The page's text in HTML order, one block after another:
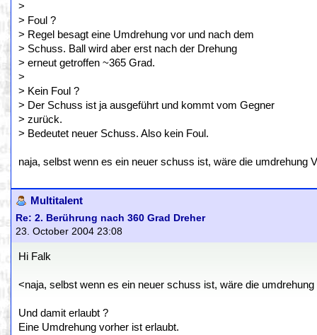
>
> Foul ?
> Regel besagt eine Umdrehung vor und nach dem
> Schuss. Ball wird aber erst nach der Drehung
> erneut getroffen ~365 Grad.
>
> Kein Foul ?
> Der Schuss ist ja ausgeführt und kommt vom Gegner
> zurück.
> Bedeutet neuer Schuss. Also kein Foul.
naja, selbst wenn es ein neuer schuss ist, wäre die umdrehung
Multitalent
Re: 2. Berührung nach 360 Grad Dreher
23. October 2004 23:08
Hi Falk
<naja, selbst wenn es ein neuer schuss ist, wäre die
Und damit erlaubt ?
Eine Umdrehung vorher ist erlaubt.